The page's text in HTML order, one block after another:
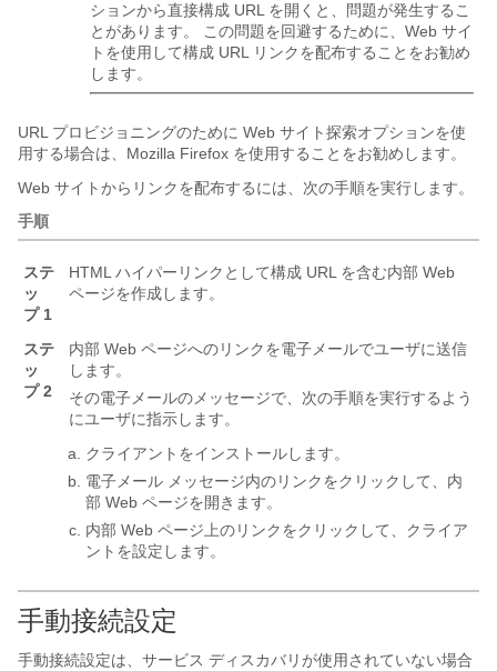
ションから直接構成 URL を開くと、問題が発生するこ
とがあります。 この問題を回避するために、Web サイ
トを使用して構成 URL リンクを配布することをお勧め
します。
URL プロビジョニングのために Web サイト探索オプションを使
用する場合は、Mozilla Firefox を使用することをお勧めします。
Web サイトからリンクを配布するには、次の手順を実行します。
手順
ステ
ッ
プ 1
HTML ハイパーリンクとして構成 URL を含む内部 Web
ページを作成します。
ステ
ッ
プ 2
内部 Web ページへのリンクを電子メールでユーザに送信
します。
その電子メールのメッセージで、次の手順を実行するよう
にユーザに指示します。
クライアントをインストールします。
電子メール メッセージ内のリンクをクリックして、内
部 Web ページを開きます。
内部 Web ページ上のリンクをクリックして、クライア
ントを設定します。
手動接続設定
手動接続設定は、サービス ディスカバリが使用されていない場合